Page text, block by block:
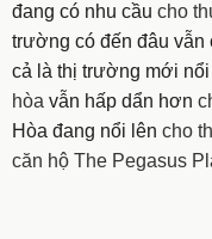
đang có nhu cầu cho
trường có đến đâu vẫn
cả là thị trường mới
hòa vẫn hấp dẩn hơn
Hòa đang nổi lên cho
căn hộ The Pegasus